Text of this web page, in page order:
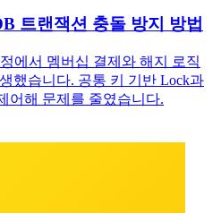
트랜잭션 충돌 방지 방법
에서 멤버십 결제와 해지 로직
했습니다. 공통 키 기반 Lock과
어해 문제를 줄였습니다.